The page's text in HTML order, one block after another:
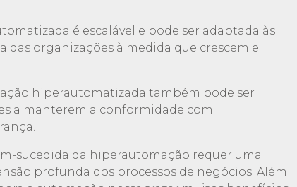
é escalável e pode ser adaptada às
das organizações à medida que crescem e
hiperautomatizada também pode ser
a manterem a conformidade com
sucedida da hiperautomação requer uma
profunda dos processos de negócios. Além